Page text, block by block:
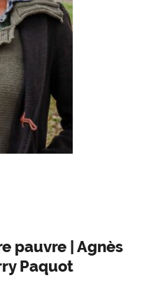
pauvre | Agnès
Paquot